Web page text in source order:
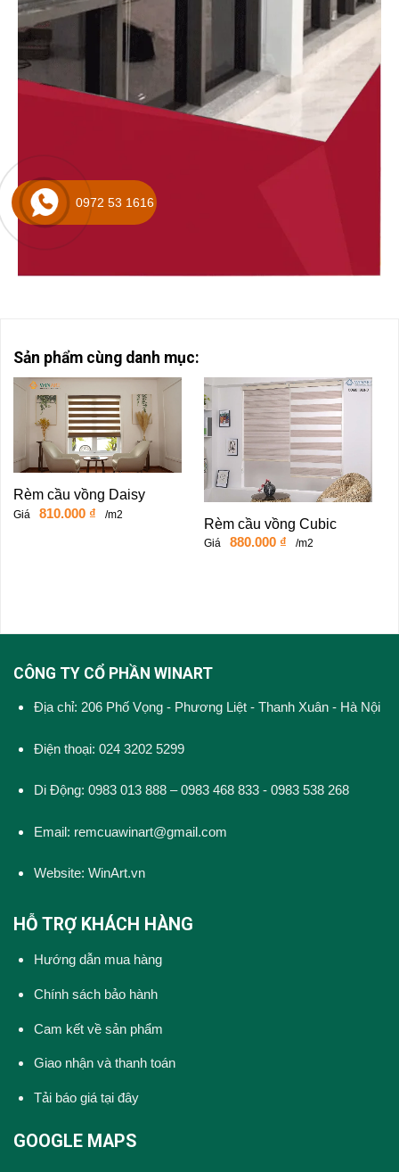
Sản phẩm cùng danh mục:
Rèm cầu vồng Daisy
Giá 810.000 ₫ /m2
Rèm cầu vồng Cubic
Giá 880.000 ₫ /m2
CÔNG TY CỔ PHẦN WINART
Địa chỉ: 206 Phố Vọng - Phương Liệt - Thanh Xuân - Hà Nội
Điện thoại: 024 3202 5299
Di Động: 0983 013 888 – 0983 468 833 - 0983 538 268
Email: remcuawinart@gmail.com
Website: WinArt.vn
HỖ TRỢ KHÁCH HÀNG
Hướng dẫn mua hàng
Chính sách bảo hành
Cam kết về sản phẩm
Giao nhận và thanh toán
Tải báo giá tại đây
GOOGLE MAPS
0972 53 1616